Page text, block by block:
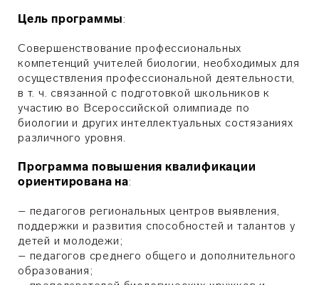
Цель программы:
Совершенствование профессиональных
компетенций учителей биологии, необходимых для
осуществления профессиональной деятельности,
в т. ч. связанной с подготовкой школьников к
участию во Всероссийской олимпиаде по
биологии и других интеллектуальных состязаниях
различного уровня.
Программа повышения квалификации
ориентирована на:
– педагогов региональных центров выявления,
поддержки и развития способностей и талантов у
детей и молодежи;
– педагогов среднего общего и дополнительного
образования;